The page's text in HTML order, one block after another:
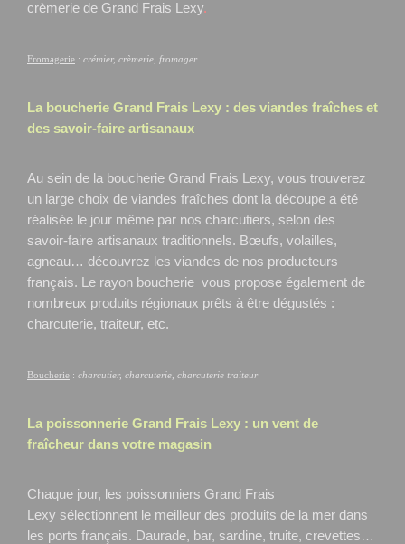
crèmerie de Grand Frais Lexy.
Fromagerie : crémier, crèmerie, fromager
La boucherie Grand Frais Lexy : des viandes fraîches et
des savoir-faire artisanaux
Au sein de la boucherie Grand Frais Lexy, vous trouverez
un large choix de viandes fraîches dont la découpe a été
réalisée le jour même par nos charcutiers, selon des
savoir-faire artisanaux traditionnels. Bœufs, volailles,
agneau… découvrez les viandes de nos producteurs
français. Le rayon boucherie vous propose également de
nombreux produits régionaux prêts à être dégustés :
charcuterie, traiteur, etc.
Boucherie : charcutier, charcuterie, charcuterie traiteur
La poissonnerie Grand Frais Lexy : un vent de
fraîcheur dans votre magasin
Chaque jour, les poissonniers Grand Frais
Lexy sélectionnent le meilleur des produits de la mer dans
les ports français. Daurade, bar, sardine, truite, crevettes…